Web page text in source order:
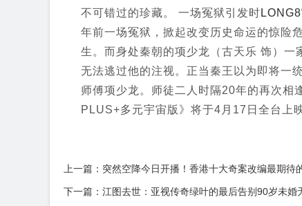
不可错过的珍藏。 一场冤狱引发时
年前一场冤狱，掀起改变历史命运的惊险
生。而身处秦朝的项少龙（古天乐 饰）
无法逃过他的注视。正当秦王以为即将一
师傅项少龙。师徒二人时隔20年的再次相
PLUS+多元宇宙版》将于4月17日全台上
上一篇：突然空降今日开播！香港十大奇案改编最期待
下一篇：江图去世：亚视传奇绿叶的最后告别90岁未婚